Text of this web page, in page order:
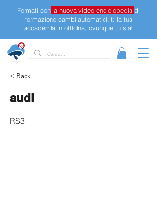
Formati con la nuova video enciclopedia di
formazione-cambi-automatici.it: la tua
accademia in officina, ovunque tu sia!
< Back
audi
RS3